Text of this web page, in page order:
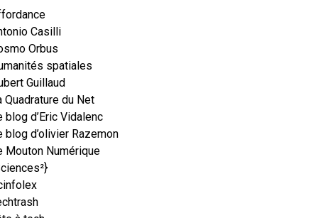
Casilli
Orbus
spatiales
Guillaud
Quadrature du Net
blog d’Eric Vidalenc
blog d’olivier Razemon
Mouton Numérique